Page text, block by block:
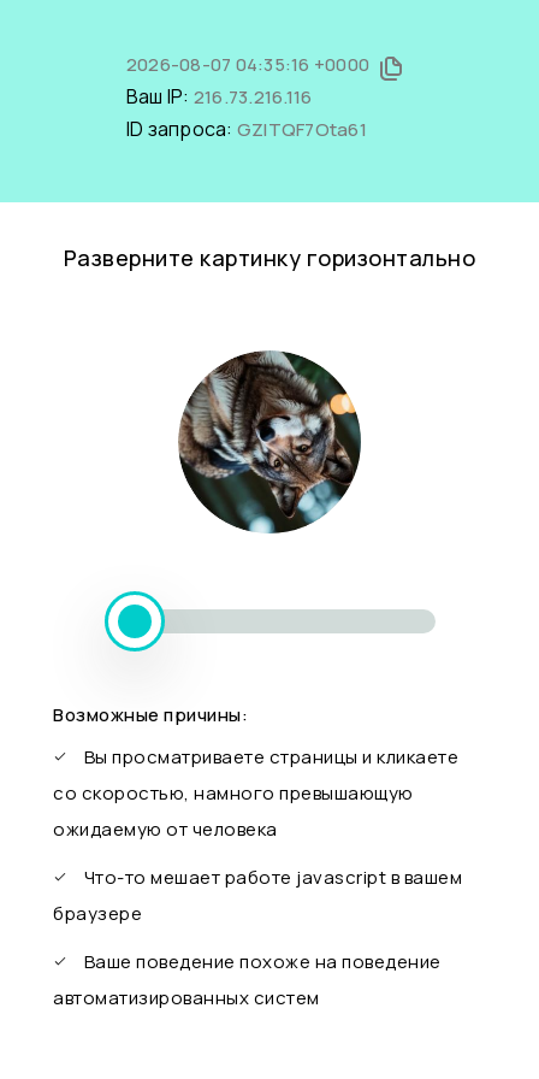
2026-08-07 04:35:16 +0000
Ваш IP: 216.73.216.116
ID запроса: GZITQF7Ota61
Разверните картинку горизонтально
Возможные причины:
Вы просматриваете страницы и кликаете
со скоростью, намного превышающую
ожидаемую от человека
Что-то мешает работе javascript в вашем
браузере
Ваше поведение похоже на поведение
автоматизированных систем